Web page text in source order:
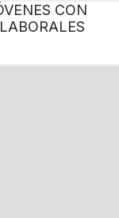
CON